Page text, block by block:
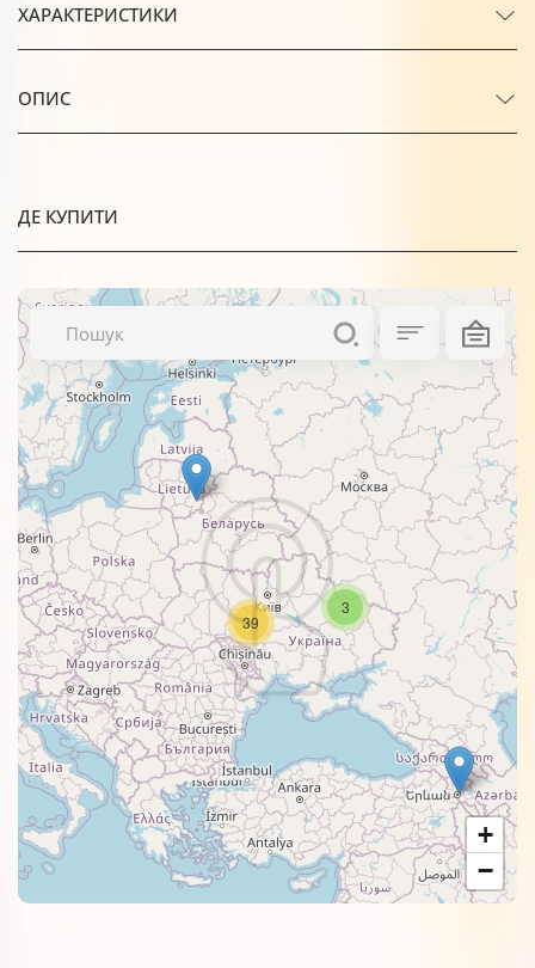
ХАРАКТЕРИСТИКИ
ОПИС
ДЕ КУПИТИ
3
39
+
−